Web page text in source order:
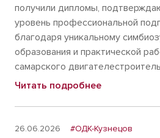
получили дипломы,
уровень профессиональной
благодаря уникальному
образования и практической
самарского
Читать подробнее
26.06.2026 #ОДК-Кузнецов